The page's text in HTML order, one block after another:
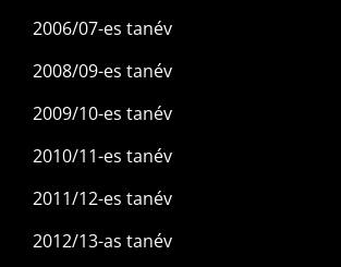
2006/07-es tanév
2008/09-es tanév
2009/10-es tanév
2010/11-es tanév
2011/12-es tanév
2012/13-as tanév